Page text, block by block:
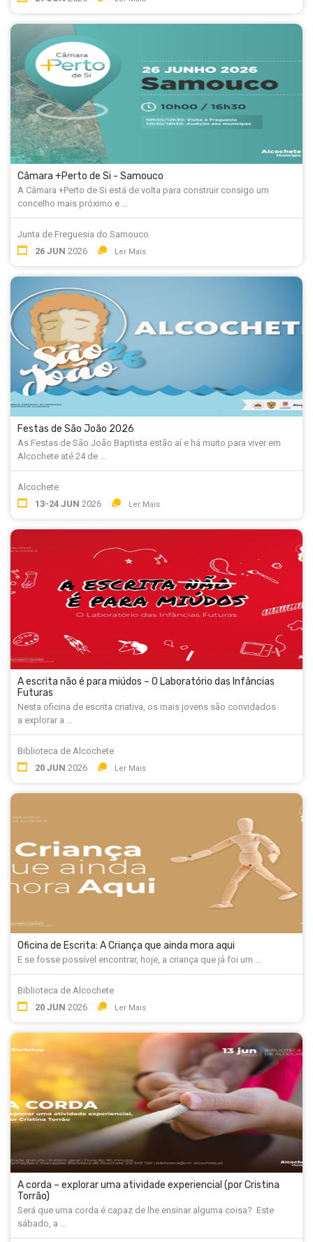
Câmara +Perto de Si - Samouco
A Câmara +Perto de Si está de volta para construir consigo um
concelho mais próximo e ...
Junta de Freguesia do Samouco
26 JUN 2026 Ler Mais
Festas de São João 2026
As Festas de São João Baptista estão aí e há muito para viver em
Alcochete até 24 de ...
Alcochete
13-24 JUN 2026 Ler Mais
A escrita não é para miúdos – O Laboratório das Infâncias
Futuras
Nesta oficina de escrita criativa, os mais jovens são convidados
a explorar a ...
Biblioteca de Alcochete
20 JUN 2026 Ler Mais
Oficina de Escrita: A Criança que ainda mora aqui
E se fosse possível encontrar, hoje, a criança que já foi um ...
Biblioteca de Alcochete
20 JUN 2026 Ler Mais
A corda – explorar uma atividade experiencial (por Cristina
Torrão)
Será que uma corda é capaz de lhe ensinar alguma coisa? Este
sábado, a ...